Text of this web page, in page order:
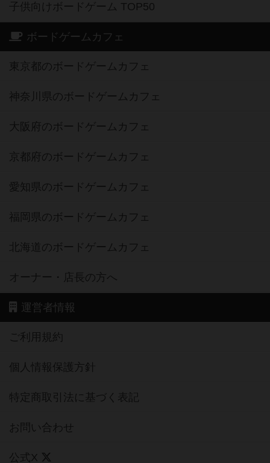
子供向けボードゲーム TOP50
ボードゲームカフェ
東京都のボードゲームカフェ
神奈川県のボードゲームカフェ
大阪府のボードゲームカフェ
京都府のボードゲームカフェ
愛知県のボードゲームカフェ
福岡県のボードゲームカフェ
北海道のボードゲームカフェ
オーナー・店長の方へ
運営者情報
ご利用規約
個人情報保護方針
特定商取引法に基づく表記
お問い合わせ
公式X